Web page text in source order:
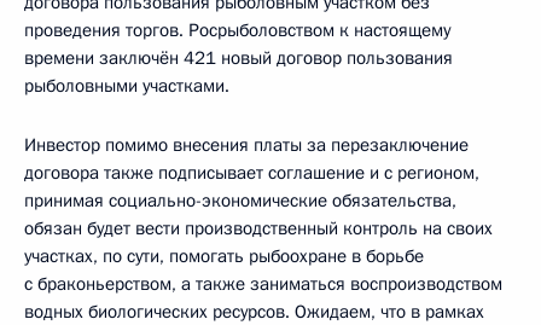
проведения торгов. Росрыболовством к настоящему
времени заключён 421 новый договор пользования
рыболовными участками.
Инвестор помимо внесения платы за перезаключение
договора также подписывает соглашение и с регионом,
принимая социально-экономические обязательства,
обязан будет вести производственный контроль на своих
участках, по сути, помогать рыбоохране в борьбе
с браконьерством, а также заниматься воспроизводством
водных биологических ресурсов. Ожидаем, что в рамках